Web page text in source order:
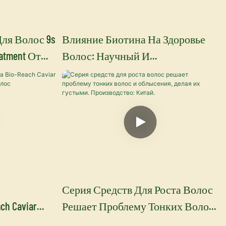
Волос 9s
От
Торговая
Влияние Биотина На Здоровье
Волос: Научный И
Практический Взгляд — YOGI CARE
Caviar
Серия Средств Для Роста Волос
Решает Проблему Тонких Волос